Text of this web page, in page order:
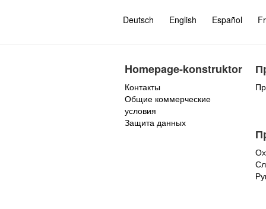
Deutsch English Español
Homepage-konstruktor
Контакты
Общие коммерческие
условия
Защита данных